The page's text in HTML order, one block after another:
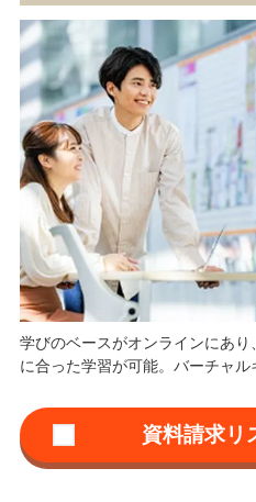
学びのベースがオンラインにあ
に合った学習が可能。バーチャル